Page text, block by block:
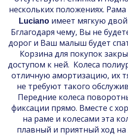
нескольких положениях. Рама
Luciano имеет мягкую
Бглагодаря чему, Вы не
дорог и Ваш малыш будет
Корзина для покупок
доступом к ней. Колеса
отличную амортизацию, их
не требуют такого
Передние колеса
фиксации прямо. Вместе с
на раме и колесами эта
плавный и приятный ход